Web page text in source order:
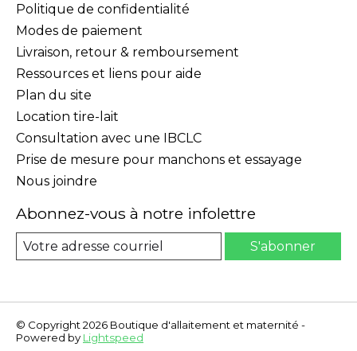
Politique de confidentialité
Modes de paiement
Livraison, retour & remboursement
Ressources et liens pour aide
Plan du site
Location tire-lait
Consultation avec une IBCLC
Prise de mesure pour manchons et essayage
Nous joindre
Abonnez-vous à notre infolettre
S'abonner
© Copyright 2026 Boutique d'allaitement et maternité -
Powered by Lightspeed